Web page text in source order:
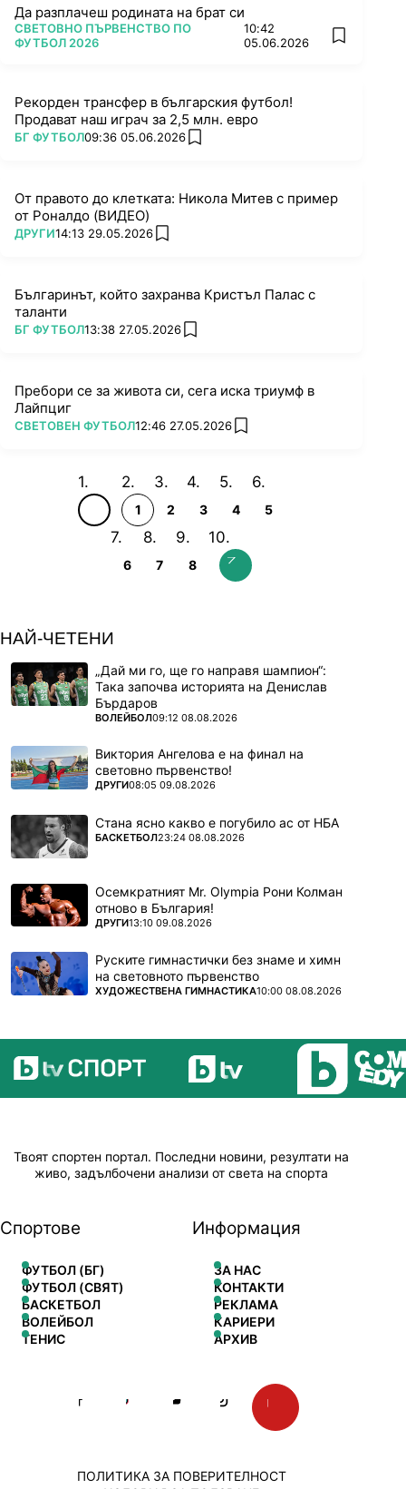
Да разплачеш родината на брат си
ПОВЕЧЕ ОТ
СВЕТОВНО ПЪРВЕНСТВО ПО
ФУТБОЛ 2026
10:42
05.06.2026
add
Рекорден трансфер в българския футбол!
Продават наш играч за 2,5 млн. евро
ПОВЕЧЕ ОТ
БГ ФУТБОЛ09:36 05.06.2026 add favorites
От правото до клетката: Никола Митев с пример
от Роналдо (ВИДЕО)
ПОВЕЧЕ ОТ
ДРУГИ14:13 29.05.2026 add favorites
Българинът, който захранва Кристъл Палас с
таланти
ПОВЕЧЕ ОТ
БГ ФУТБОЛ13:38 27.05.2026 add favorites
Пребори се за живота си, сега иска триумф в
Лайпциг
ПОВЕЧЕ ОТ
СВЕТОВЕН ФУТБОЛ12:46 27.05.2026 add favorites
1 2 3 4 5
6 7 8
НАЙ-ЧЕТЕНИ
„Дай ми го, ще го направя шампион“:
Така започва историята на Денислав
Бърдаров
ПОВЕЧЕ ОТ
ВОЛЕЙБОЛ09:12 08.08.2026
Виктория Ангелова е на финал на
световно първенство!
ПОВЕЧЕ ОТ
ДРУГИ08:05 09.08.2026
Стана ясно какво е погубило ас от НБА
ПОВЕЧЕ ОТ
БАСКЕТБОЛ23:24 08.08.2026
Осемкратният Mr. Olympia Рони Колман
отново в България!
ПОВЕЧЕ ОТ
ДРУГИ13:10 09.08.2026
Руските гимнастички без знаме и химн
на световното първенство
ПОВЕЧЕ ОТ
ХУДОЖЕСТВЕНА ГИМНАСТИКА10:00 08.08.2026
Твоят спортен портал. Последни новини, резултати на
живо, задълбочени анализи от света на спорта
Спортове
ФУТБОЛ (БГ)
ФУТБОЛ (СВЯТ)
БАСКЕТБОЛ
ВОЛЕЙБОЛ
ТЕНИС
Информация
ЗА НАС
КОНТАКТИ
РЕКЛАМА
КАРИЕРИ
АРХИВ
ПОЛИТИКА ЗА ПОВЕРИТЕЛНОСТ